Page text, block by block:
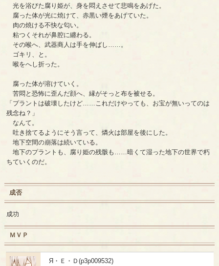
光を浴びた腐り姫が、身を悶えさせて悲鳴をあげた。
腐った体が光に焼けて、赤黒い煙をあげていた。
肉の焼ける不快な匂い。
粘つくそれが鼻腔に纏わる。
その喉へ、武器商人は手を伸ばし……。
ゴキリ、と。
喉をへし折った。
腐った体が溶けていく。
苦悶と恐怖に歪んだ顔へ、縁がそっと布を被せる。
「プラントは破壊したけど……これだけやっても、お宝が無いってのは
残念ね？」
なんて。
吐き捨てるようにそう言って、燐火は部屋を後にした。
地下空間の崩落は続いている。
地下のプラントも、腐り姫の残骸も……暗くて湿った地下の世界で朽
ちていくのだ。
成否
成功
ＭＶＰ
Я・Ｅ・Ｄ(p3p009532)